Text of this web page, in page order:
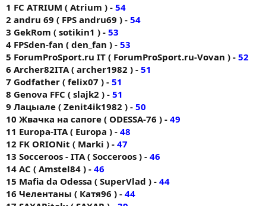
1 FC АTRIUM ( Atrium ) - 54
2 andru 69 ( FPS andru69 ) - 54
3 GekRom ( sotikin1 ) - 53
4 FPSden-fan ( den_fan ) - 53
5 ForumProSport.ru IT ( ForumProSport.ru-Vovan ) - 52
6 Archer82ITA ( archer1982 ) - 51
7 Godfather ( felix07 ) - 51
8 Genova FFC ( slajk2 ) - 51
9 Лацыале ( Zenit4ik1982 ) - 50
10 Жвачка на сапоге ( ODESSA-76 ) - 49
11 Europa-ITA ( Europa ) - 48
12 FK ORIONit ( Markі ) - 47
13 Socceroos - ITA ( Socceroos ) - 46
14 AC ( Amstel84 ) - 46
15 Mafia da Odessa ( SuperVlad ) - 44
16 Челентаны ( Катя96 ) - 44